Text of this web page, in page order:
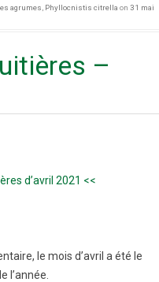
agrumes Phyllocnistis citrella on 31 mai
–
d’avril 2021 <<
le mois d’avril a été le
l’année.